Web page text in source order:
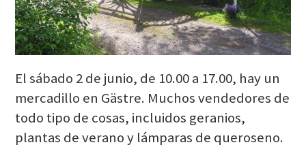
El sábado 2 de junio, de 10.00 a 17.00, hay un
mercadillo en Gästre. Muchos vendedores de
todo tipo de cosas, incluidos geranios,
plantas de verano y lámparas de queroseno.